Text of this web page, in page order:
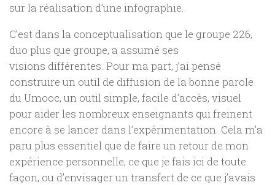
sur la réalisation d’une infographie.
C’est dans la conceptualisation que le groupe 226,
duo plus que groupe, a assumé ses
visions différentes. Pour ma part, j’ai pensé
construire un outil de diffusion de la bonne parole
du Umooc, un outil simple, facile d’accès, visuel
pour aider les nombreux enseignants qui freinent
encore à se lancer dans l’expérimentation. Cela m’a
paru plus essentiel que de faire un retour de mon
expérience personnelle, ce que je fais ici de toute
façon, ou d’envisager un transfert de ce que j’avais